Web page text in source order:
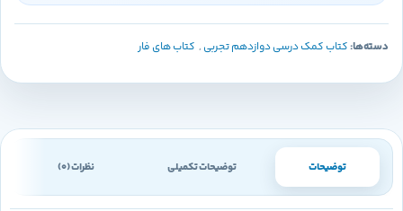
دسته‌ها:کتاب کمک درسی دوازدهم تجربی , کتاب های فار
توضیحات توضیحات تکمیلی نظرات (0)